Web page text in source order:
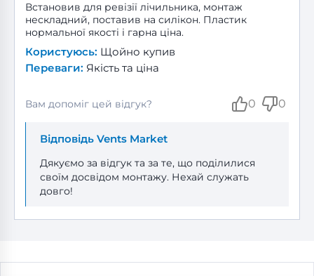
Встановив для ревізії лічильника, монтаж
нескладний, поставив на силікон. Пластик
нормальної якості і гарна ціна.
Користуюсь: Щойно купив
Переваги: Якість та ціна
Вам допоміг цей відгук? 0 0
Відповідь Vents Market
Дякуємо за відгук та за те, що поділилися
своїм досвідом монтажу. Нехай служать
довго!